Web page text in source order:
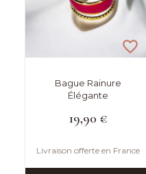
Bague Rainure
Élégante
19,90 €
Livraison offerte en France